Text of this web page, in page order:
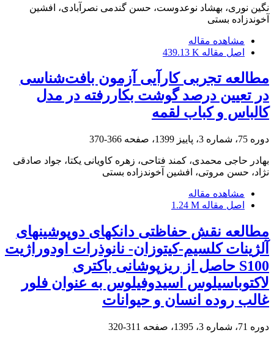
نگین نوری، بهشاد نوعدوست، حسن گندمی نصرآبادی، افشین
آخوندزاده بستی
مشاهده مقاله
اصل مقاله 439.13 K
مطالعه تجربی کارآیی آزمون بافت‌شناسی
در تعیین درصد گوشت بکاررفته در مدل
کالباس و کباب لقمه
دوره 75، شماره 3، پاییز 1399، صفحه 366-370
بهادر حاجی محمدی، کمند فتاحی، زهره کاویانی یکتا، جواد صادقی
نژاد، حسن مروتی، افشین آخوندزاده بستی
مشاهده مقاله
اصل مقاله 1.24 M
مطالعه نقش حفاظتی دانکهای دوپوشینهای
آلژینات کلسیم-کیتوزان- نانوذرات اودوراژیت
S100 حاصل از ریزپوشانی باکتری
لاکتوباسیلوس اسیدوفیلوس به عنوان فلور
غالب روده انسان و حیوانات
دوره 71، شماره 3، 1395، صفحه 311-320